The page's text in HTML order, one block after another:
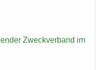
Zweck­ver­band im